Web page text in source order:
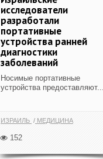
исследователи
разработали
портативные
устройства ранней
диагностики
заболеваний
Носимые портативные
устройства
ИЗРАИЛЬ МЕДИЦИНА
152